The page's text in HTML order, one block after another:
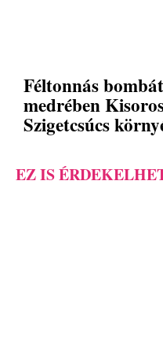
Féltonnás
medrében
Szigetcsúcs
EZ IS